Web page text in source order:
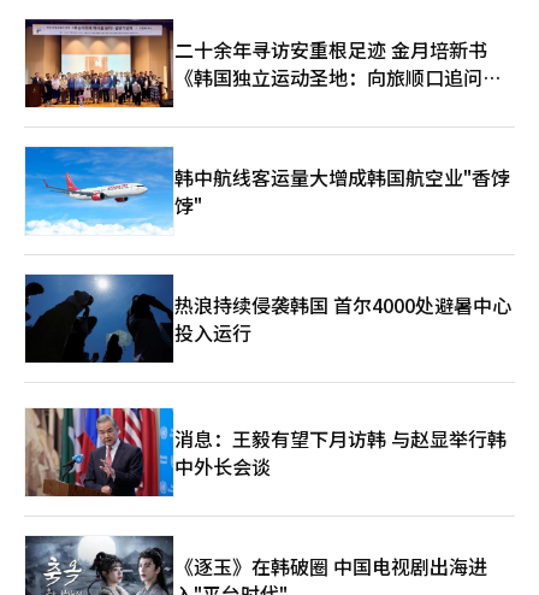
了85.7%，无酒精啤酒的销售额更是激增1367.8%。在第二场比赛
对阵墨西哥时，CU光化门商圈的销售额比前一天增加了约3.8倍，
Seven Eleven光化门主要10家店铺的销售额也增长了304%。
Emart24同样在方便食品和饮料产品上实现了显著增长。 利用线
下商圈热度的企业营销活动也在继续。新世界百货通过新世界广场
的大型电子屏幕进行街头应援的现场直播，吸引了现场人流。作为
国家代表队的官方合作伙伴，OB啤酒的卡斯也设立了现场应援空
间，并举办了消费者参与的活动，扩大了品牌曝光。 在餐饮市
场，鸡肉连锁品牌的表现也得到了验证。BBQ和bhc在首场比赛当
天，从早上到下午1点的销售额比一周前同一时间增长了4倍以上。
BBQ从早上8点开始接受自家应用程序的订单，提前营业，位于乙
支路入口等上班族聚集区域的店铺也接待了100多人的早晨团体预
约。 复苏的消费热潮在下一场比赛中也得以保持。在对墨西哥的
比赛当天，BBQ主要店铺的销售额比平时增加了最多4.5倍，因此
总部将提前营业的店铺比例从50%提升至70%。bhc也出现了部分
加盟店的预订超过100单，单日订单量突破600单的情况。教村鸡
由于代表队的提前出局，这一上升势头被迫中断。业内人士原本预
计，若能晋级32强，国民的应援热情将进一步高涨，相关消费规模
也将大幅增加，并已为后续营销做好准备。 食品行业相关人士表
示：“比赛的提前结束使得消费效应仅停留在短期记录上令人遗
憾，但我们确认了在有时差的工作日早晨时段，依然可以通过营销
方式吸引顾客，因此未来将继续完善与体育赛事相关的营销策
略。”※ 本报道经人工智能（AI）系统翻译与编辑。
二十余年寻访安重根足迹 金月培新书
《韩国独立运动圣地：向旅顺口追问历
韩中航线客运量大增成韩国航空业"香饽
饽"
热浪持续侵袭韩国 首尔4000处避暑中心
投入运行
消息：王毅有望下月访韩 与赵显举行韩
中外长会谈
《逐玉》在韩破圈 中国电视剧出海进